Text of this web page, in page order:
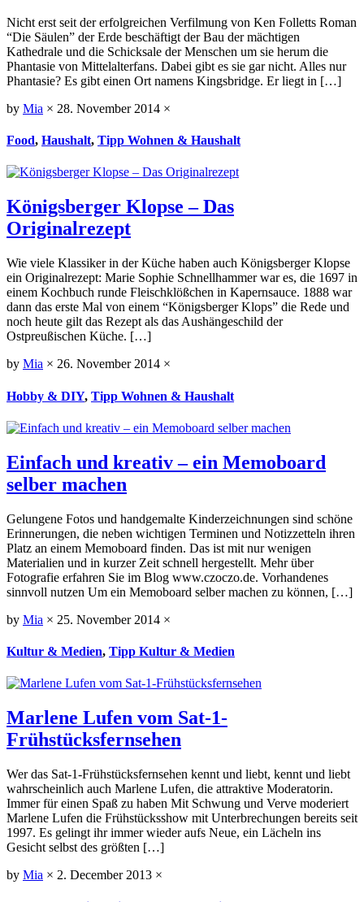
Nicht erst seit der erfolgreichen Verfilmung von Ken Folletts Roman
“Die Säulen” der Erde beschäftigt der Bau der mächtigen
Kathedrale und die Schicksale der Menschen um sie herum die
Phantasie von Mittelalterfans. Dabei gibt es sie gar nicht. Alles nur
Phantasie? Es gibt einen Ort namens Kingsbridge. Er liegt in […]
by Mia × 28. November 2014 ×
Food, Haushalt, Tipp Wohnen & Haushalt
Königsberger Klopse – Das
Originalrezept
Wie viele Klassiker in der Küche haben auch Königsberger Klopse
ein Originalrezept: Marie Sophie Schnellhammer war es, die 1697 in
einem Kochbuch runde Fleischklößchen in Kapernsauce. 1888 war
dann das erste Mal von einem “Königsberger Klops” die Rede und
noch heute gilt das Rezept als das Aushängeschild der
Ostpreußischen Küche. […]
by Mia × 26. November 2014 ×
Hobby & DIY, Tipp Wohnen & Haushalt
Einfach und kreativ – ein Memoboard
selber machen
Gelungene Fotos und handgemalte Kinderzeichnungen sind schöne
Erinnerungen, die neben wichtigen Terminen und Notizzetteln ihren
Platz an einem Memoboard finden. Das ist mit nur wenigen
Materialien und in kurzer Zeit schnell hergestellt. Mehr über
Fotografie erfahren Sie im Blog www.czoczo.de. Vorhandenes
sinnvoll nutzen Um ein Memoboard selber machen zu können, […]
by Mia × 25. November 2014 ×
Kultur & Medien, Tipp Kultur & Medien
Marlene Lufen vom Sat-1-
Frühstücksfernsehen
Wer das Sat-1-Frühstücksfernsehen kennt und liebt, kennt und liebt
wahrscheinlich auch Marlene Lufen, die attraktive Moderatorin.
Immer für einen Spaß zu haben Mit Schwung und Verve moderiert
Marlene Lufen die Frühstücksshow mit Unterbrechungen bereits seit
1997. Es gelingt ihr immer wieder aufs Neue, ein Lächeln ins
Gesicht selbst des größten […]
by Mia × 2. December 2013 ×